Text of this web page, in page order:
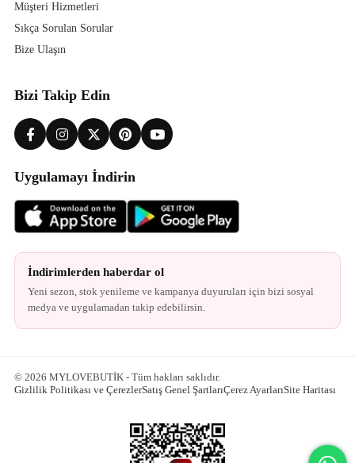
Müşteri Hizmetleri
Sıkça Sorulan Sorular
Bize Ulaşın
Bizi Takip Edin
Uygulamayı İndirin
İndirimlerden haberdar ol
Yeni sezon, stok yenileme ve kampanya duyuruları için bizi sosyal
medya ve uygulamadan takip edebilirsin.
© 2026 MYLOVEBUTİK - Tüm hakları saklıdır.
Gizlilik Politikası ve ÇerezlerSatış Genel ŞartlarıÇerez AyarlarıSite Haritası